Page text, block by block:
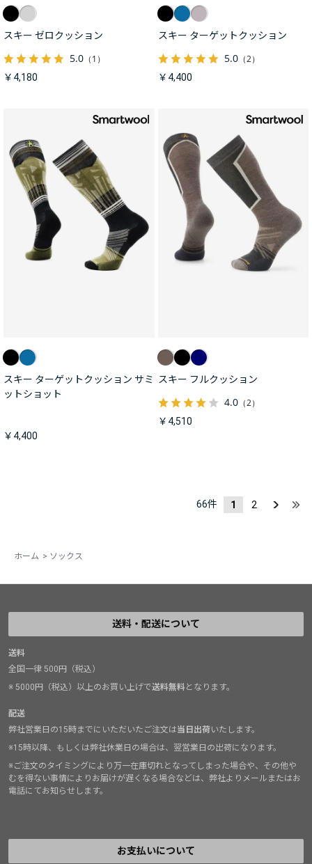
スキー ゼロクッション
5.0 （1）
￥4,180
スキー ターゲットクッション
5.0（2）
￥4,400
スキー ターゲットクッション サミ
ットショット
￥4,400
スキー フルクッション
4.0（2）
￥4,510
66件 1 2
ホーム > ソックス
送料・配送について
送料
全国一律 500円（税込）
※ 5000円（税込）以上のお買い上げで送料無料となります。
配送
弊社営業日の15時までにいただいたご注文は当日出荷いたします。
※15時以降、もしくは弊社休業日の場合は、翌営業日の出荷になります。
※ご注文のタイミングにより万一在庫切れとなってしまった場合や、その他や
むを得ない事情によりお届けが遅くなる場合などは、弊社よりメールまたはお
電話にてお知らせします。
お支払いについて